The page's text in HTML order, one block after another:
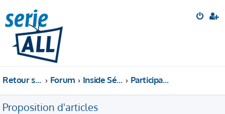
Retour sur le site Forum Inside Série-All Participation au site
Proposition d'articles